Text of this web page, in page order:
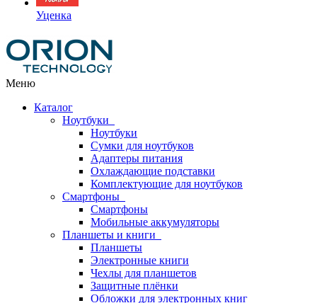
Уценка
Меню
Каталог
Ноутбуки
Ноутбуки
Сумки для ноутбуков
Адаптеры питания
Охлаждающие подставки
Комплектующие для ноутбуков
Смартфоны
Смартфоны
Мобильные аккумуляторы
Планшеты и книги
Планшеты
Электронные книги
Чехлы для планшетов
Защитные плёнки
Обложки для электронных книг